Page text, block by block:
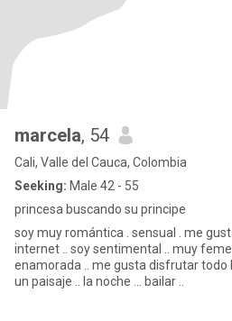
marcela, 54
Cali, Valle del Cauca, Colombia
Seeking: Male 42 - 55
princesa buscando su principe
soy muy romántica . sensual . me gusta la música , leer , charlar .
internet .. soy sentimental .. muy femenina .. cariñosa ..
enamorada .. me gusta disfrutar todo
un paisaje .. la noche ... bailar ..